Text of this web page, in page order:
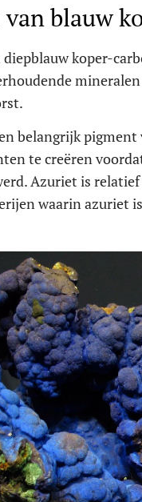
blauw
koper-
belangrijk
te creëren
Azuriet is
waarin azuriet